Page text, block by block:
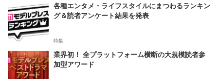
各種エンタメ・ライフスタイルにまつわるランキン
グ＆読者アンケート結果を発表
特集
業界初！ 全プラットフォーム横断の大規模読者参
加型アワード